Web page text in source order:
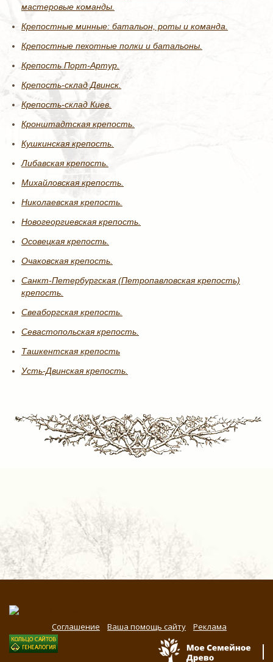
мастеровые команды.
Крепостные минные: батальон, роты и команда.
Крепостные пехотные полки и батальоны.
Крепость Порт-Артур.
Крепость-склад Двинск.
Крепость-склад Киев.
Кронштадтская крепость.
Кушкинская крепость.
Либавская крепость.
Михайловская крепость.
Николаевская крепость.
Новогеоргиевская крепость.
Осовецкая крепость.
Очаковская крепость.
Санкт-Петербургская (Петропавловская крепость)
крепость.
Свеаборгская крепость.
Севастопольская крепость.
Ташкентская крепость
Усть-Двинская крепость.
Соглашение Ваша помощь сайту Реклама